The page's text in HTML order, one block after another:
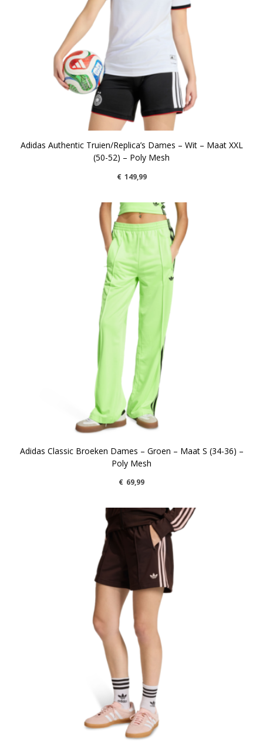
Adidas Authentic Truien/Replica’s Dames – Wit – Maat XXL
(50-52) – Poly Mesh
€ 149,99
Adidas Classic Broeken Dames – Groen – Maat S (34-36) –
Poly Mesh
€ 69,99